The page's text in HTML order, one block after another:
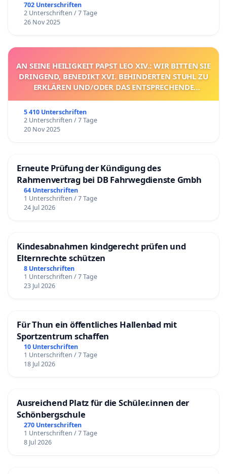
702 Unterschriften
2 Unterschriften / 7 Tage
26 Nov 2025
AN SEINE HEILIGKEIT PAPST LEO XIV.: WIR BITTEN SIE
DRINGEND, BENEDIKT XVI. BEHINDERTEN STUHL ZU
ERKLÄREN UND/ODER DAS ENTSPRECHENDE
5 410 Unterschriften
2 Unterschriften / 7 Tage
20 Nov 2025
Erneute Prüfung der Kündigung des
Rahmenvertrag bei DB Fahrwegdienste Gmbh
64 Unterschriften
1 Unterschriften / 7 Tage
24 Jul 2026
Kindesabnahmen kindgerecht prüfen und
Elternrechte schützen
8 Unterschriften
1 Unterschriften / 7 Tage
23 Jul 2026
Für Thun ein öffentliches Hallenbad mit
Sportzentrum schaffen
10 Unterschriften
1 Unterschriften / 7 Tage
18 Jul 2026
Ausreichend Platz für die Schüler.innen der
Schönbergschule
270 Unterschriften
1 Unterschriften / 7 Tage
8 Jul 2026